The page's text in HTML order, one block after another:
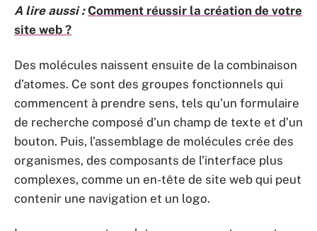
A lire aussi : Comment réussir la création de votre
site web ?
Des molécules naissent ensuite de la combinaison
d’atomes. Ce sont des groupes fonctionnels qui
commencent à prendre sens, tels qu’un formulaire
de recherche composé d’un champ de texte et d’un
bouton. Puis, l’assemblage de molécules crée des
organismes, des composants de l’interface plus
complexes, comme un en-tête de site web qui peut
contenir une navigation et un logo.